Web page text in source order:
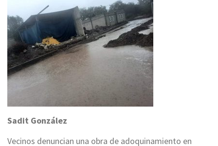
Sadit González
Vecinos denuncian una obra de adoquinamiento en